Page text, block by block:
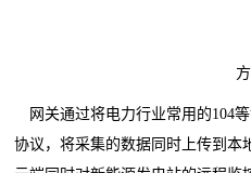
网关通过将电力行业常用的104
协议，将采集的数据同时上传到本